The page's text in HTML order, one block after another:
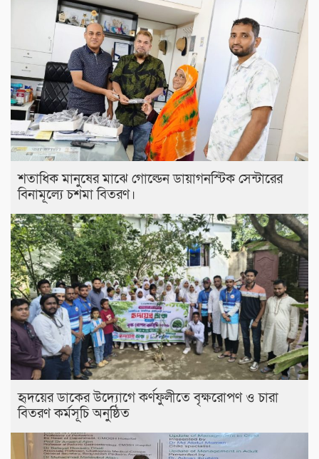
শতাধিক মানুষের মাঝে গোল্ডেন ডায়াগনস্টিক সেন্টারের
বিনামূল্যে চশমা বিতরণ।
হৃদয়ের ডাকের উদ্যোগে কর্ণফুলীতে বৃক্ষরোপণ ও চারা
বিতরণ কর্মসূচি অনুষ্ঠিত